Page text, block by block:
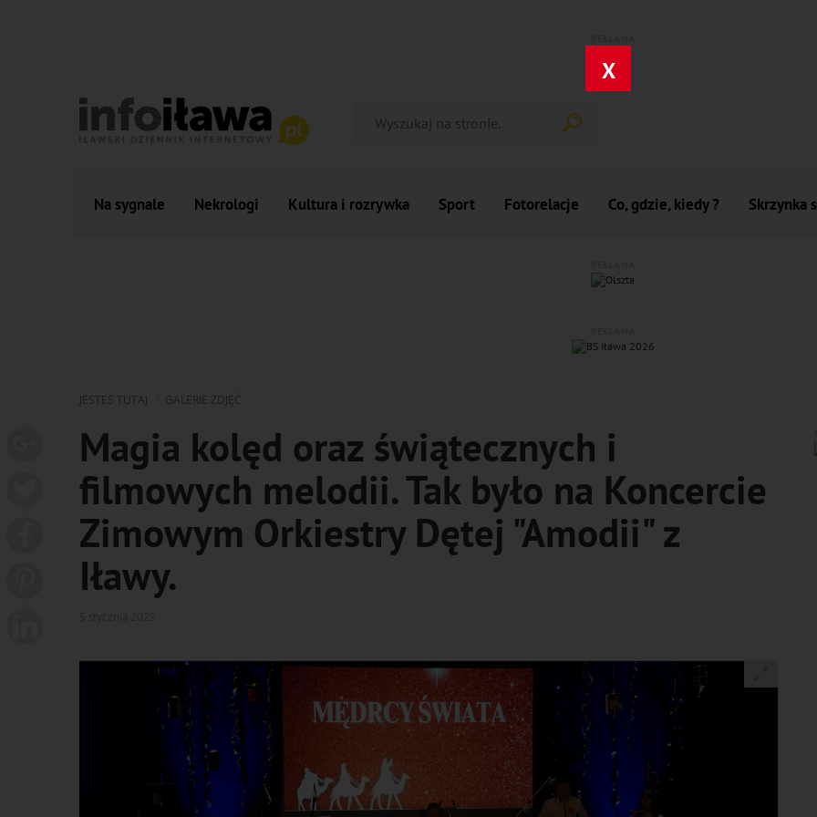
X
Na sygnale Nekrologi Kultura i rozrywka Sport Fotorelacje Co, gdzie, kiedy ? Skrzynka
JESTEŚ TUTAJ GALERIE ZDJĘĆ
Magia kolęd oraz świątecznych i
filmowych melodii. Tak było na Koncercie
Zimowym Orkiestry Dętej "Amodii" z
Iławy.